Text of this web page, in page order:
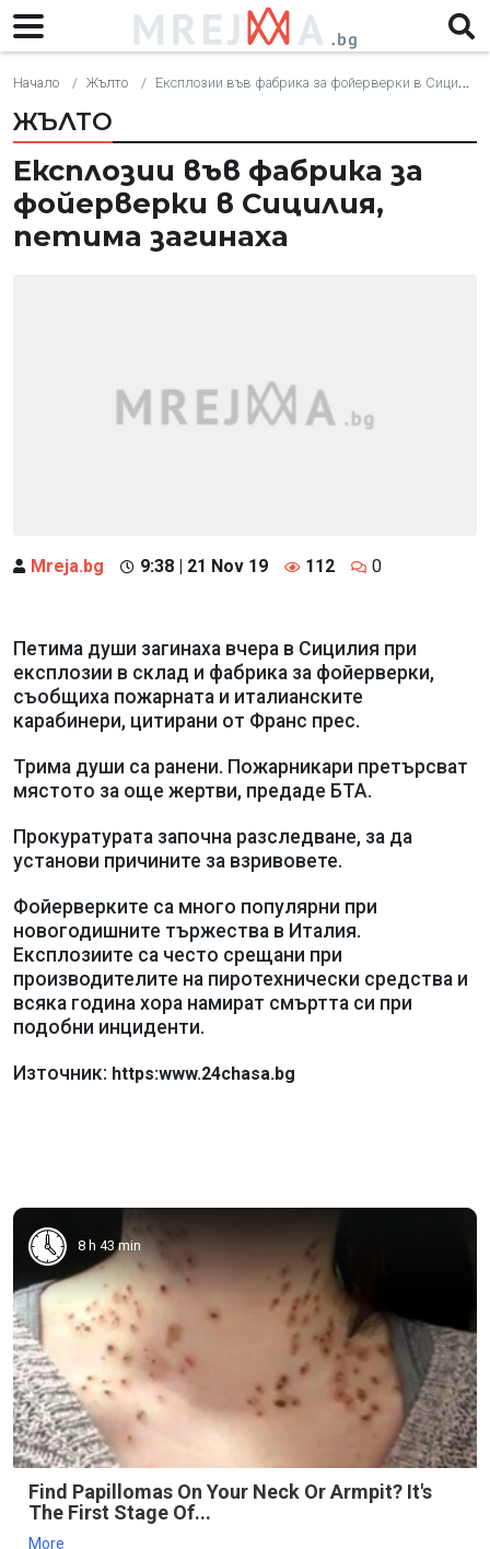
Начало Жълто Експлозии във фабрика за фойерверки в Сицилия, петима загинаха
ЖЪЛТО
Експлозии във фабрика за
фойерверки в Сицилия,
петима загинаха
Mreja.bg 9:38 | 21 Nov 19 112 0
Петима души загинаха вчера в Сицилия при
експлозии в склад и фабрика за фойерверки,
съобщиха пожарната и италианските
карабинери, цитирани от Франс прес.
Трима души са ранени. Пожарникари претърсват
мястото за още жертви, предаде БТА.
Прокуратурата започна разследване, за да
установи причините за взривовете.
Фойерверките са много популярни при
новогодишните тържества в Италия.
Експлозиите са често срещани при
производителите на пиротехнически средства и
всяка година хора намират смъртта си при
подобни инциденти.
Източник: https:www.24chasa.bg
8 h 43 min
Find Papillomas On Your Neck Or Armpit? It's
The First Stage Of...
More